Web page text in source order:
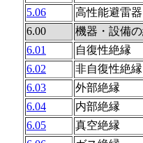
5.06
高性能避雷器
6.00
機器・設備
6.01
自復性絶縁
6.02
非自復性絶縁
6.03
外部絶縁
6.04
内部絶縁
6.05
真空絶縁